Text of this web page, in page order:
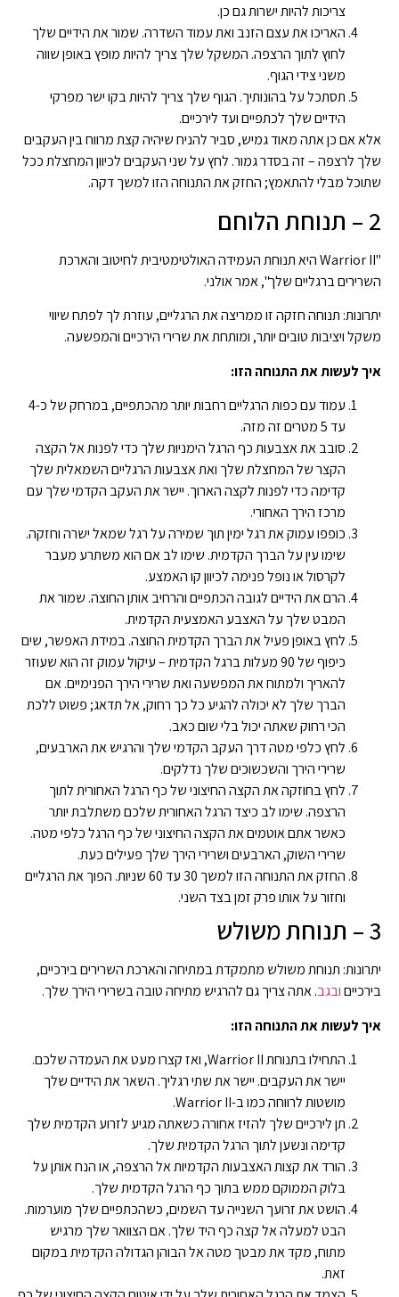
צריכות להיות ישרות גם כן.
האריכו את עצם הזנב ואת עמוד השדרה. שמור את הידיים שלך
לחוץ לתוך הרצפה. המשקל שלך צריך להיות מופץ באופן שווה
משני צידי הגוף.
תסתכל על בהונותיך. הגוף שלך צריך להיות בקו ישר מפרקי
הידיים שלך לכתפיים ועד לירכיים.
אלא אם כן אתה מאוד גמיש, סביר להניח שיהיה קצת מרווח בין העקבים
שלך לרצפה – זה בסדר גמור. לחץ על שני העקבים לכיוון המחצלת ככל
שתוכל מבלי להתאמץ; החזק את התנוחה הזו למשך דקה.
2 – תנוחת הלוחם
"Warrior II היא תנוחת העמידה האולטימטיבית לחיטוב והארכת
השרירים ברגליים שלך", אמר אולני.
יתרונות: תנוחה חזקה זו ממריצה את הרגליים, עוזרת לך לפתח שיווי
משקל ויציבות טובים יותר, ומותחת את שרירי הירכיים והמפשעה.
איך לעשות את התנוחה הזו:
עמוד עם כפות הרגליים רחבות יותר מהכתפיים, במרחק של כ-4
עד 5 מטרים זה מזה.
סובב את אצבעות כף הרגל הימניות שלך כדי לפנות אל הקצה
הקצר של המחצלת שלך ואת אצבעות הרגליים השמאלית שלך
קדימה כדי לפנות לקצה הארוך. יישר את העקב הקדמי שלך עם
מרכז הירך האחורי.
כופפו עמוק את רגל ימין תוך שמירה על רגל שמאל ישרה וחזקה.
שימו עין על הברך הקדמית. שימו לב אם הוא משתרע מעבר
לקרסול או נופל פנימה לכיוון קו האמצע.
הרם את הידיים לגובה הכתפיים והרחיב אותן החוצה. שמור את
המבט שלך על האצבע האמצעית הקדמית.
לחץ באופן פעיל את הברך הקדמית החוצה. במידת האפשר, שים
כיפוף של 90 מעלות ברגל הקדמית – עיקול עמוק זה הוא שעוזר
להאריך ולמתוח את המפשעה ואת שרירי הירך הפנימיים. אם
הברך שלך לא יכולה להגיע כל כך רחוק, אל תדאג; פשוט ללכת
הכי רחוק שאתה יכול בלי שום כאב.
לחץ כלפי מטה דרך העקב הקדמי שלך והרגיש את הארבעים,
שרירי הירך והשכשוכים שלך נדלקים.
לחץ בחוזקה את הקצה החיצוני של כף הרגל האחורית לתוך
הרצפה. שימו לב כיצד הרגל האחורית שלכם משתלבת יותר
כאשר אתם אוטמים את הקצה החיצוני של כף הרגל כלפי מטה.
שרירי השוק, הארבעים ושרירי הירך שלך פעילים כעת.
החזק את התנוחה הזו למשך 30 עד 60 שניות. הפוך את הרגליים
וחזור על אותו פרק זמן בצד השני.
3 – תנוחת משולש
יתרונות: תנוחת משולש מתמקדת במתיחה והארכת השרירים בירכיים,
בירכייםובגב. אתה צריך גם להרגיש מתיחה טובה בשרירי הירך שלך.
איך לעשות את התנוחה הזו:
התחילו בתנוחת Warrior II, ואז קצרו מעט את העמדה שלכם.
יישר את העקבים. יישר את שתי רגליך. השאר את הידיים שלך
מושטות לרווחה כמו ב-Warrior II.
תן לירכיים שלך להזיז אחורה כשאתה מגיע לזרוע הקדמית שלך
קדימה ונשען לתוך הרגל הקדמית שלך.
הורד את קצות האצבעות הקדמיות אל הרצפה, או הנח אותן על
בלוק הממוקם ממש בתוך כף הרגל הקדמית שלך.
הושט את זרועך השנייה עד השמים, כשהכתפיים שלך מוערמות.
הבט למעלה אל קצה כף היד שלך. אם הצוואר שלך מרגיש
מתוח, מקד את מבטך מטה אל הבוהן הגדולה הקדמית במקום
זאת.